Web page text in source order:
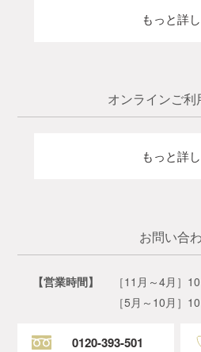
もっと詳し
オンラインご利
もっと詳し
お問い合
【営業時間】
［11月～4月］
［5月～10月］
0120-393-501